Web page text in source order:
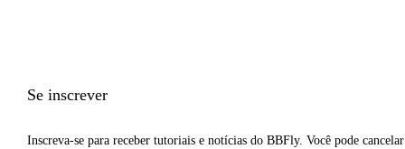
Se inscrever
Inscreva-se para receber tutoriais e notícias do BBFly. Você pode cancelar